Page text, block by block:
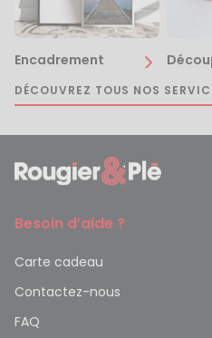
Encadrement
DÉCOUVREZ TOUS NOS
Besoin d’aide ?
Carte cadeau
Contactez-nous
FAQ